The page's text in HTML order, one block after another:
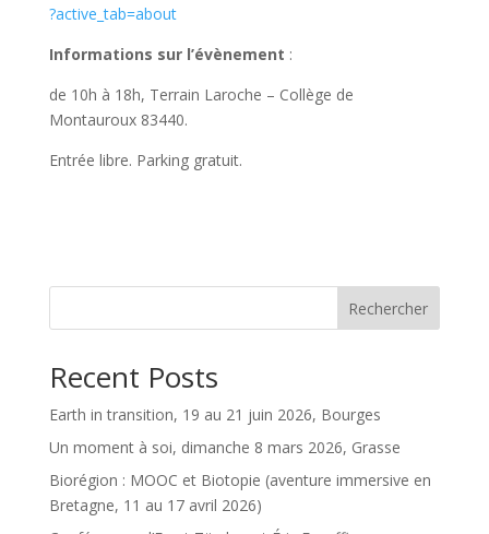
?active_tab=about
Informations sur l’évènement :
de 10h à 18h, Terrain Laroche – Collège de
Montauroux 83440.
Entrée libre. Parking gratuit.
Rechercher
Recent Posts
Earth in transition, 19 au 21 juin 2026, Bourges
Un moment à soi, dimanche 8 mars 2026, Grasse
Biorégion : MOOC et Biotopie (aventure immersive en
Bretagne, 11 au 17 avril 2026)